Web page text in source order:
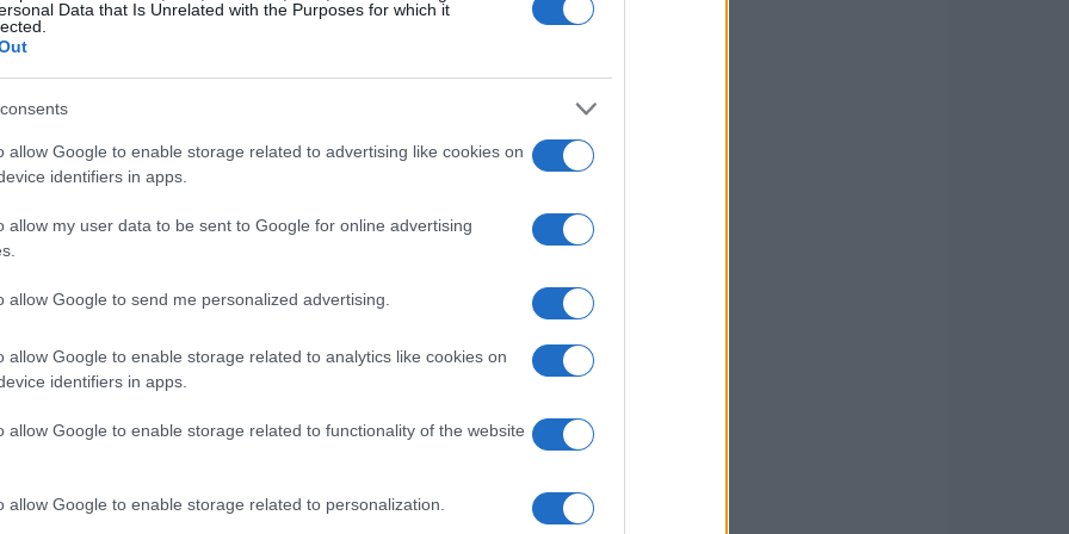
Data that Is Unrelated with the Purposes for which it
allow Google to enable storage related to advertising like cookies on
identifiers in apps.
allow my user data to be sent to Google for online advertising
allow Google to send me personalized advertising.
allow Google to enable storage related to analytics like cookies on
identifiers in apps.
allow Google to enable storage related to functionality of the website
allow Google to enable storage related to personalization.
da Universidade de Harvard, um dos quais é
rede social se expandiu rapidamente, atingindo 1
ano, o Facebook entrou com um pedido de
em US $ 102,4 bilhões.
Park, Califórnia. A empresa está classificada como
Concorre com outras empresas que oferecem